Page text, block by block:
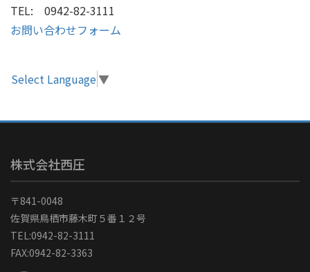
TEL: 0942-82-3111
お問い合わせフォーム
Select Language▼
株式会社西圧
〒841-0048
佐賀県鳥栖市藤木町５番１２号
TEL:0942-82-3111
FAX:0942-82-3363